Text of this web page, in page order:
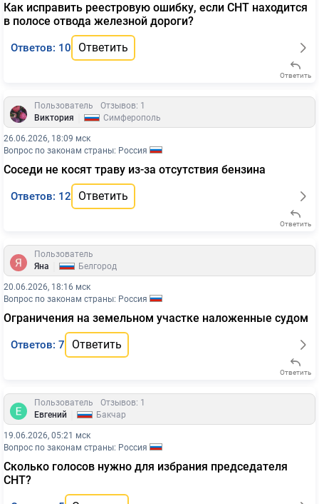
Как исправить реестровую ошибку, если СНТ находится
в полосе отвода железной дороги?
Ответов: 10 Ответить
Ответить
Пользователь
Отзывов: 1
Виктория
Симферополь
26.06.2026, 18:09 мск
Вопрос по законам страны: Россия
Соседи не косят траву из-за отсутствия бензина
Ответов: 12 Ответить
Ответить
Пользователь
Яна
Белгород
20.06.2026, 18:16 мск
Вопрос по законам страны: Россия
Ограничения на земельном участке наложенные судом
Ответов: 7 Ответить
Ответить
Пользователь
Отзывов: 1
Евгений
Бакчар
19.06.2026, 05:21 мск
Вопрос по законам страны: Россия
Сколько голосов нужно для избрания председателя
СНТ?